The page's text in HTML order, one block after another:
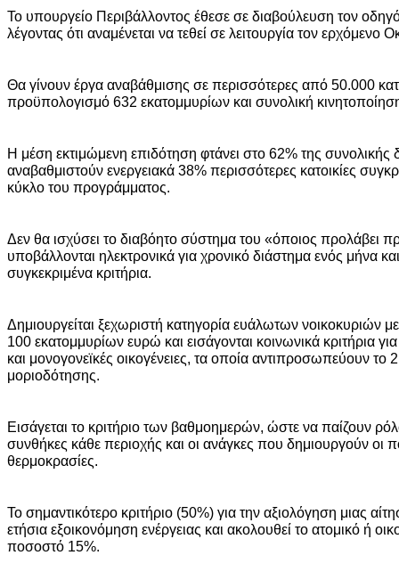
Το υπουργείο Περιβάλλοντος έθεσε σε διαβούλευση τον
λέγοντας ότι αναμένεται να τεθεί σε λειτουργία τον ερχόμενο
Θα γίνουν έργα αναβάθμισης σε περισσότερες από 50.000
προϋπολογισμό 632 εκατομμυρίων και συνολική
Η μέση εκτιμώμενη επιδότηση φτάνει στο 62% της
αναβαθμιστούν ενεργειακά 38% περισσότερες κατοικίες
κύκλο του προγράμματος.
Δεν θα ισχύσει το διαβόητο σύστημα του «όποιος προλάβει
υποβάλλονται ηλεκτρονικά για χρονικό διάστημα ενός μήνα
συγκεκριμένα κριτήρια.
Δημιουργείται ξεχωριστή κατηγορία ευάλωτων νοικοκυριών
100 εκατομμυρίων ευρώ και εισάγονται κοινωνικά κριτήρια
και μονογονεϊκές οικογένειες, τα οποία αντιπροσωπεύουν
μοριοδότησης.
Εισάγεται το κριτήριο των βαθμοημερών, ώστε να παίζουν
συνθήκες κάθε περιοχής και οι ανάγκες που δημιουργούν οι
θερμοκρασίες.
Το σημαντικότερο κριτήριο (50%) για την αξιολόγηση μιας
ετήσια εξοικονόμηση ενέργειας και ακολουθεί το ατομικό ή
ποσοστό 15%.